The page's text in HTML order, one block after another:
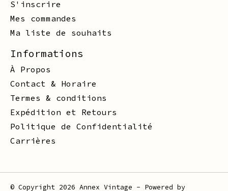
S'inscrire
Mes commandes
Ma liste de souhaits
Informations
À Propos
Contact & Horaire
Termes & conditions
Expédition et Retours
Politique de Confidentialité
Carrières
© Copyright 2026 Annex Vintage - Powered by